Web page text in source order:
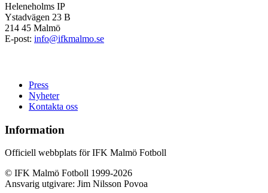
Heleneholms IP
Ystadvägen 23 B
214 45 Malmö
E-post: info@ifkmalmo.se
Press
Nyheter
Kontakta oss
Information
Officiell webbplats för IFK Malmö Fotboll
© IFK Malmö Fotboll 1999-2026
Ansvarig utgivare: Jim Nilsson Povoa